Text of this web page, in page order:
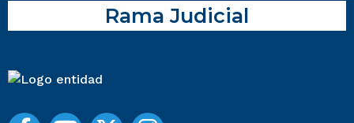
Rama Judicial